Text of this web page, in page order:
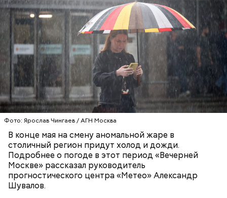
Фото: Ярослав Чингаев / АГН Москва
В конце мая на смену аномальной жаре в
столичный регион придут холод и дожди.
Подробнее о погоде в этот период «Вечерней
Москве» рассказал руководитель
прогностического центра «Метео» Александр
Шувалов.
Арт-директор студии Константин Королев
подводит нас к пульту. На экране — все та же
парковая аллея.
— Было бы правильно напомнить о полномочиях
ваших сотрудников. Что имеет право
потребовать контролер у пассажира при
проверке билета и в случае, если проезд не
которой был оплачен проезд, и документ,
подтверждающий право льготного проезда. Если
выясняется, что проезд не был оплачен, контролер
составляет протокол об административном
правонарушении. Для этого нужен документ,
подтверждающий личность. Если у пассажира нет
такого документа, контролер вынужден вызвать
сотрудников полиции для установления личности.